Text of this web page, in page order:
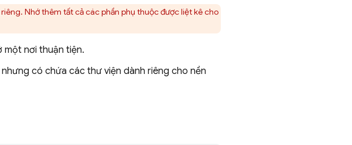
riêng. Nhớ thêm tất cả các phần phụ thuộc được liệt kê cho
một nơi thuận tiện.
có chứa các thư viện dành riêng cho nền